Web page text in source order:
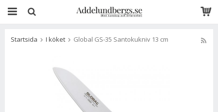
Startsida I köket Global GS-35 Santokukniv 13 cm